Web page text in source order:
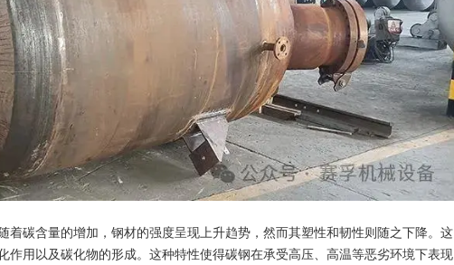
着碳含量的增加，钢材的强度呈现上升趋势，然而其塑性和韧性则随之下降。这
作用以及碳化物的形成。这种特性使得碳钢在承受高压、高温等恶劣环境下表现